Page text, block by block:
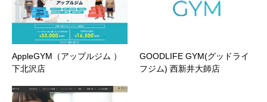
AppleGYM（アップルジム ）
下北沢店
GOODLIFE GYM(グッドライ
フジム) 西新井大師店